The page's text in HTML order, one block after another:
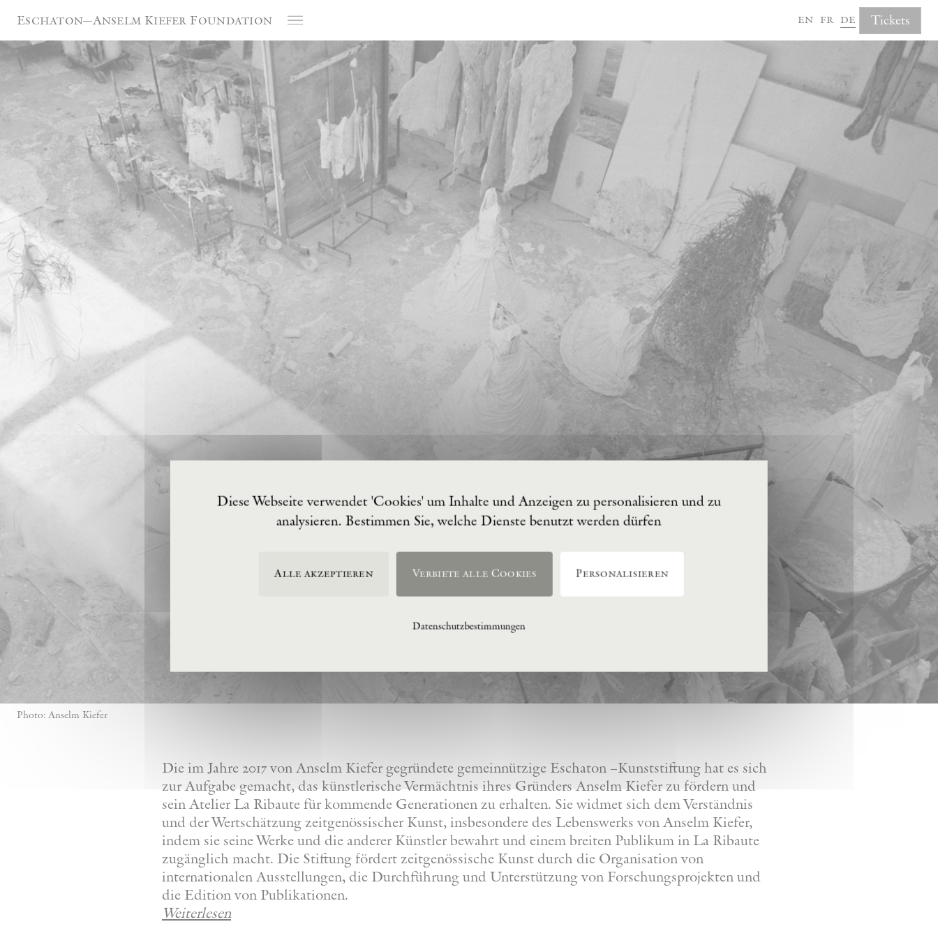
Eschaton—Anselm Kiefer Foundation en fr de Tickets
Photo: Anselm Kiefer
Die im Jahre 2017 von Anselm Kiefer gegründete gemeinnützige Eschaton –Kunststiftung hat es sich
zur Aufgabe gemacht, das künstlerische Vermächtnis ihres Gründers Anselm Kiefer zu fördern und
sein Atelier La Ribaute für kommende Generationen zu erhalten. Sie widmet sich dem Verständnis
und der Wertschätzung zeitgenössischer Kunst, insbesondere des Lebenswerks von Anselm Kiefer,
indem sie seine Werke und die anderer Künstler bewahrt und einem breiten Publikum in La Ribaute
zugänglich macht. Die Stiftung fördert zeitgenössische Kunst durch die Organisation von
internationalen Ausstellungen, die Durchführung und Unterstützung von Forschungsprojekten und
die Edition von Publikationen.
Weiterlesen
Diese Webseite verwendet 'Cookies' um Inhalte und Anzeigen zu personalisieren und zu
analysieren. Bestimmen Sie, welche Dienste benutzt werden dürfen
Alle akzeptieren Verbiete alle Cookies Personalisieren
Datenschutzbestimmungen